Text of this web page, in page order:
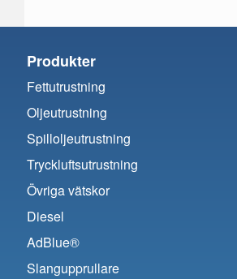
Produkter
Fettutrustning
Oljeutrustning
Spilloljeutrustning
Tryckluftsutrustning
Övriga vätskor
Diesel
AdBlue®
Slangupprullare